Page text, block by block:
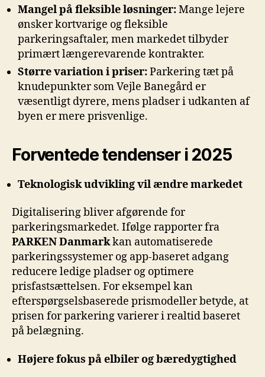
Mangel på fleksible løsninger:Mange lejere
ønsker kortvarige og fleksible
parkeringsaftaler, men markedet tilbyder
primært længerevarende kontrakter.
Større variation i priser:Parkering tæt på
knudepunkter som Vejle Banegård er
væsentligt dyrere, mens pladser i udkanten af
byen er mere prisvenlige.
Forventede tendenser i 2025
Teknologisk udvikling vil ændre markedet
Digitalisering bliver afgørende for
parkeringsmarkedet. Ifølge rapporter fra
PARKEN Danmarkkan automatiserede
parkeringssystemer og app-baseret adgang
reducere ledige pladser og optimere
prisfastsættelsen. For eksempel kan
efterspørgselsbaserede prismodeller betyde, at
prisen for parkering varierer i realtid baseret
på belægning.
Højere fokus på elbiler og bæredygtighed